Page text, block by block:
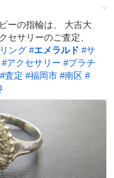
を
消
す
ーの指輪は、 大吉大
セサリーのご査定、
リング #エメラルド #サ
#アクセサリー #プラチ
#査定 #福岡市 #南区 #